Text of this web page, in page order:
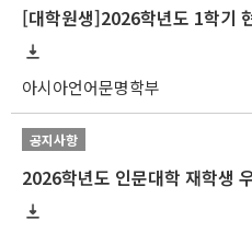
아시아언어문명학부
공지사항